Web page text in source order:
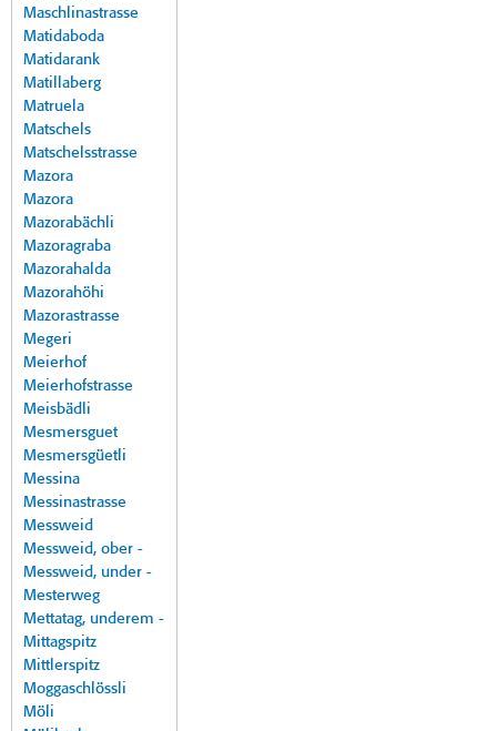
Maschlinastrasse
Matidaboda
Matidarank
Matillaberg
Matruela
Matschels
Matschelsstrasse
Mazora
Mazora
Mazorabächli
Mazoragraba
Mazorahalda
Mazorahöhi
Mazorastrasse
Megeri
Meierhof
Meierhofstrasse
Meisbädli
Mesmersguet
Mesmersgüetli
Messina
Messinastrasse
Messweid
Messweid, ober -
Messweid, under -
Mesterweg
Mettatag, underem -
Mittagspitz
Mittlerspitz
Moggaschlössli
Möli